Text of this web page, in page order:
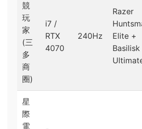
競
玩
家
(三
多
商
圈)
i7 /
RTX
4070
240Hz
Razer
Elite +
Basilisk
星
際
電